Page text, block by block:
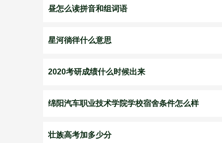
昼怎么读拼音和组词语
星河徜徉什么意思
2020考研成绩什么时候出来
绵阳汽车职业技术学院学校宿舍条件怎么样
壮族高考加多少分